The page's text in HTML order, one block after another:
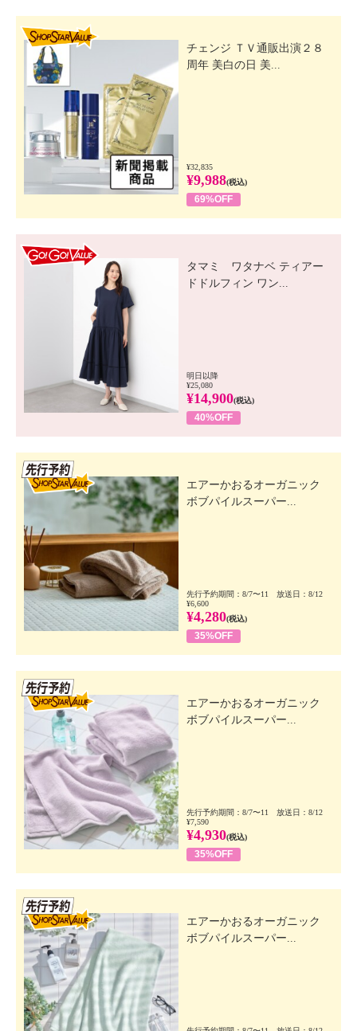
チェンジ ＴＶ通販出演２８
周年 美白の日 美...
¥32,835
¥9,988(税込)
69%OFF
タマミ ワタナベ ティアー
ドドルフィン ワン...
明日以降
¥25,080
¥14,900(税込)
40%OFF
エアーかおるオーガニック
ボブパイルスーパー...
先行予約期間：8/7〜11 放送日：8/12
¥6,600
¥4,280(税込)
35%OFF
エアーかおるオーガニック
ボブパイルスーパー...
先行予約期間：8/7〜11 放送日：8/12
¥7,590
¥4,930(税込)
35%OFF
エアーかおるオーガニック
ボブパイルスーパー...